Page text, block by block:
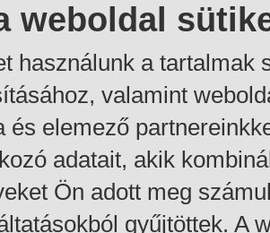
weboldal
használunk a tartalmak
valamint
és elemező
adatait, akik
Ön adott meg
gyűjtöttek. A